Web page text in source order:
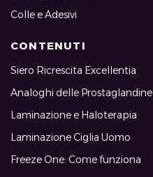
Colle e Adesivi
CONTENUTI
Siero Ricrescita Excellentia
Analoghi delle Prostaglandine
Laminazione e Haloterapia
Laminazione Ciglia Uomo
Freeze One: Come funziona